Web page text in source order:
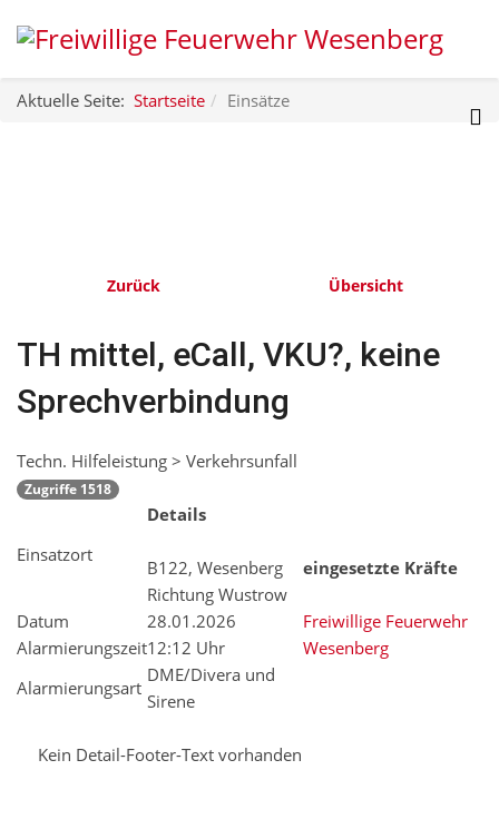
Aktuelle Seite: Startseite Einsätze
Zurück Übersicht
TH mittel, eCall, VKU?, keine
Sprechverbindung
Techn. Hilfeleistung > Verkehrsunfall
Zugriffe 1518
Einsatzort
Details
B122, Wesenberg
Richtung Wustrow
Datum
28.01.2026
Alarmierungszeit12:12 Uhr
Alarmierungsart
DME/Divera und
Sirene
eingesetzte Kräfte
Freiwillige Feuerwehr
Wesenberg
Kein Detail-Footer-Text vorhanden